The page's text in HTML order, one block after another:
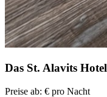
Das St. Alavits Hotel
Preise ab: € pro Nacht